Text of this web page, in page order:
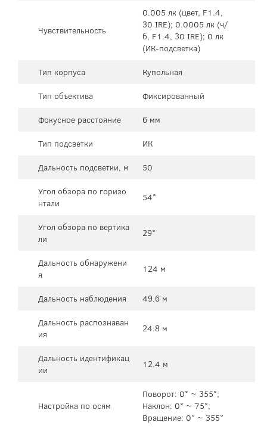
Чувствительность
0.005 лк (цвет, F1.4,
30 IRE); 0.0005 лк (ч/
б, F1.4, 30 IRE); 0 лк
(ИК-подсветка)
Тип корпуса
Купольная
Тип объектива
Фиксированный
Фокусное расстояние
6 мм
Тип подсветки
ИК
Дальность подсветки, м
50
Угол обзора по горизо
нтали
54°
Угол обзора по вертика
ли
29°
Дальность обнаружени
я
124 м
Дальность наблюдения
49.6 м
Дальность распознаван
ия
24.8 м
Дальность идентификац
ии
12.4 м
Настройка по осям
Поворот: 0° ~ 355°;
Наклон: 0° ~ 75°;
Вращение: 0° ~ 355°